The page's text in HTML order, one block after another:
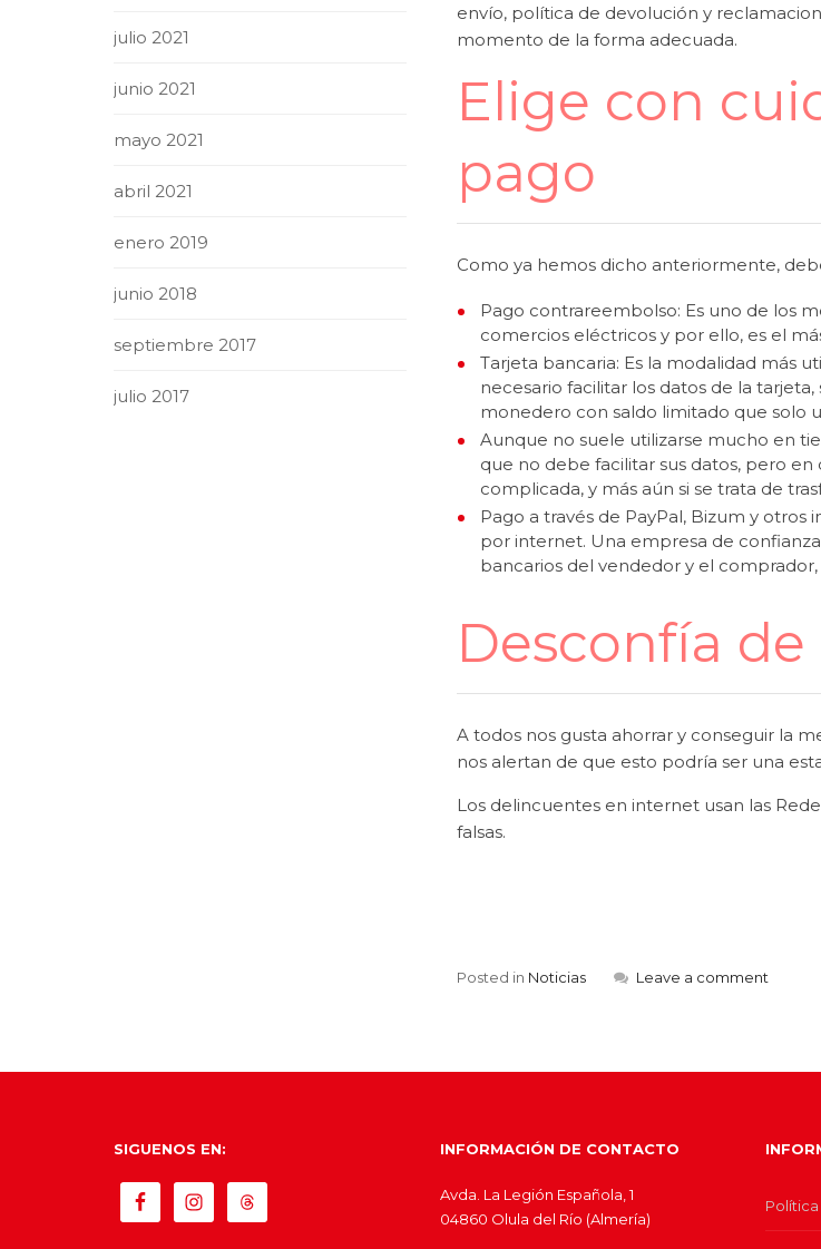
envío, política de devolución y
momento de la forma adecuada.
Elige con
pago
Como ya hemos dicho anteriormente,
Pago contrareembolso: Es uno de los
comercios eléctricos y por ello, es el
Tarjeta bancaria: Es la modalidad más
necesario facilitar los datos de la
monedero con saldo limitado que solo
Aunque no suele utilizarse mucho en
que no debe facilitar sus datos, pero
complicada, y más aún si se trata de
Pago a través de PayPal, Bizum y
por internet. Una empresa de
bancarios del vendedor y el
Desconfía
A todos nos gusta ahorrar y conseguir la
nos alertan de que esto podría ser una
Los delincuentes en internet usan las
falsas.
Posted in Noticias Leave a comment
julio 2021
junio 2021
mayo 2021
abril 2021
enero 2019
junio 2018
septiembre 2017
julio 2017
SIGUENOS EN: INFORMACIÓN DE CONTACTO
Avda. La Legión Española, 1
04860 Olula del Río (Almería)